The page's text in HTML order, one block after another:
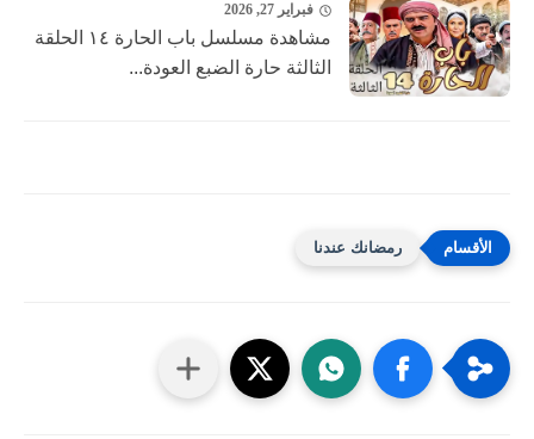
فبراير 27, 2026
مشاهدة مسلسل باب الحارة ١٤ الحلقة
الثالثة حارة الضبع العودة...
رمضانك عندنا